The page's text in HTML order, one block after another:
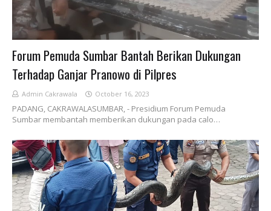
Forum Pemuda Sumbar Bantah Berikan Dukungan
Terhadap Ganjar Pranowo di Pilpres
Admin Cakrawala October 16, 2023
PADANG, CAKRAWALASUMBAR, - Presidium Forum Pemuda
Sumbar membantah memberikan dukungan pada calo…